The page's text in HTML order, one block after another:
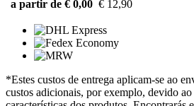
a partir de € 0,00 € 12,90
*Estes custos de entrega aplicam-se ao
custos adicionais, por exemplo, devido ao